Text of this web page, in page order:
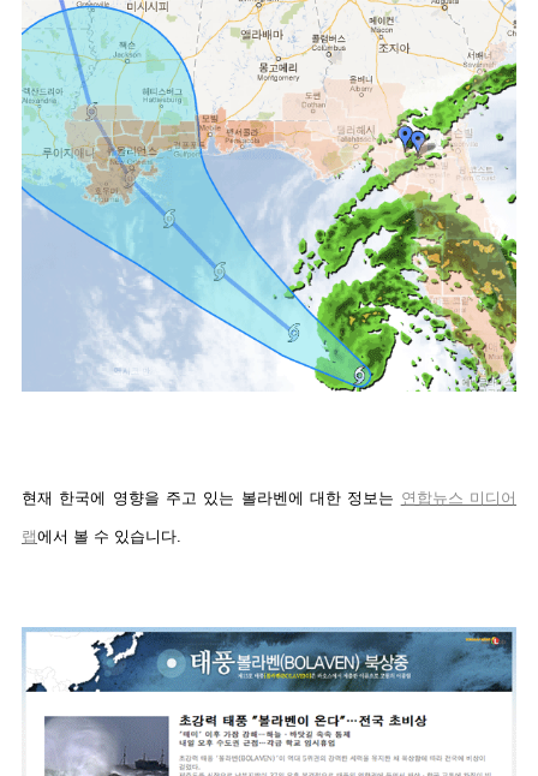
현재 한국에 영향을 주고 있는 볼라벤에 대한 정보는 연합뉴스 미디어
랩에서 볼 수 있습니다.